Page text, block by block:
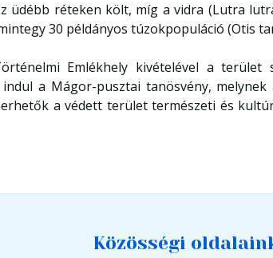
üdébb réteken költ, míg a vidra (Lutra
30 példányos túzokpopuláció (Otis
Emlékhely kivételével a terület
a Mágor-pusztai tanösvény,
a védett terület természeti és
Közösségi